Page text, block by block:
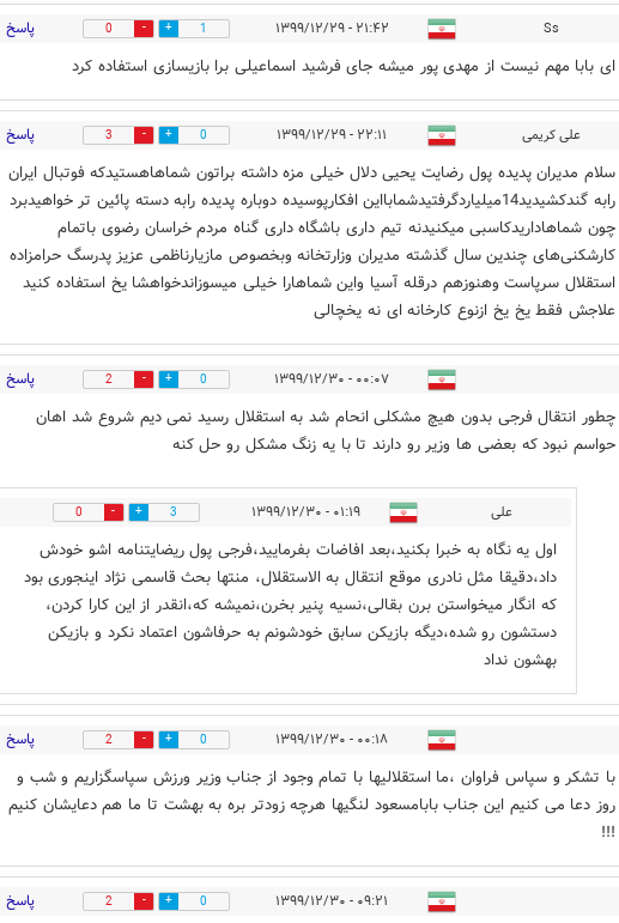
Ss ۲۱:۴۲ - ۱۳۹۹/۱۲/۲۹ 1
0 پاسخ
ای بابا مهم نیست از مهدی پور میشه جای فرشید اسماعیلی برا بازیسازی استفاده کرد
علی کریمی ۲۲:۱۱ - ۱۳۹۹/۱۲/۲۹ 0
3 پاسخ
سلام مدیران پدیده پول رضایت یحیی دلال خیلی مزه داشته براتون شماهاهستیدکه فوتبال ایران
رابه گندکشیدید14میلیاردگرفتیدشمابااین افکارپوسیده دوباره پدیده رابه دسته پائین تر خواهیدبرد
چون شماهاداریدکاسبی میکنیدنه تیم داری باشگاه داری گناه مردم خراسان رضوی باتمام
کارشکنی‌های چندین سال گذشته مدیران وزارتخانه وبخصوص مازیارناظمی عزیز پدرسگ حرامزاده
استقلال سرپاست وهنوزهم درقله آسیا واین شماهارا خیلی میسوزاندخواهشا یخ استفاده کنید
علاجش فقط یخ یخ ازنوع کارخانه ای نه یخچالی
۰۰:۰۷ - ۱۳۹۹/۱۲/۳۰ 0
2 پاسخ
چطور انتقال فرجی بدون هیچ مشکلی انحام شد به استقلال رسید نمی دیم شروع شد اهان
حواسم نبود که بعضی ها وزیر رو دارند تا با یه زنگ مشکل رو حل کنه
علی ۰۱:۱۹ - ۱۳۹۹/۱۲/۳۰ 3
0
اول یه نگاه به خبرا بکنید،بعد افاضات بفرمایید،فرجی پول ریضایتنامه اشو خودش
داد،دقیقا مثل نادری موقع انتقال به الاستقلال، منتها بحث قاسمی نژاد اینجوری بود
که انگار میخواستن برن بقالی،نسیه پنیر بخرن،نمیشه که،انقدر از این کارا کردن،
دستشون رو شده،دیگه بازیکن سابق خودشونم به حرفاشون اعتماد نکرد و بازیکن
بهشون نداد
۰۰:۱۸ - ۱۳۹۹/۱۲/۳۰ 0
2 پاسخ
با تشکر و سپاس فراوان ،ما استقلالیها با تمام وجود از جناب وزیر ورزش سپاسگزاریم و شب و
روز دعا می کنیم این جناب بابامسعود لنگیها هرچه زودتر بره به بهشت تا ما هم دعایشان کنیم
!!!
۰۹:۲۱ - ۱۳۹۹/۱۲/۳۰ 0
2 پاسخ